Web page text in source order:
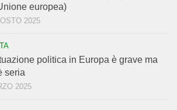
europea)
2025
politica in Europa è grave ma
seria
2025